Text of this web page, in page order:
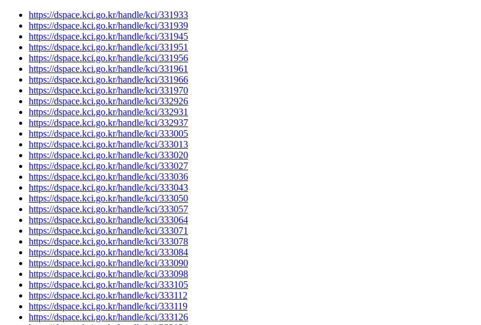
https://dspace.kci.go.kr/handle/kci/331933
https://dspace.kci.go.kr/handle/kci/331939
https://dspace.kci.go.kr/handle/kci/331945
https://dspace.kci.go.kr/handle/kci/331951
https://dspace.kci.go.kr/handle/kci/331956
https://dspace.kci.go.kr/handle/kci/331961
https://dspace.kci.go.kr/handle/kci/331966
https://dspace.kci.go.kr/handle/kci/331970
https://dspace.kci.go.kr/handle/kci/332926
https://dspace.kci.go.kr/handle/kci/332931
https://dspace.kci.go.kr/handle/kci/332937
https://dspace.kci.go.kr/handle/kci/333005
https://dspace.kci.go.kr/handle/kci/333013
https://dspace.kci.go.kr/handle/kci/333020
https://dspace.kci.go.kr/handle/kci/333027
https://dspace.kci.go.kr/handle/kci/333036
https://dspace.kci.go.kr/handle/kci/333043
https://dspace.kci.go.kr/handle/kci/333050
https://dspace.kci.go.kr/handle/kci/333057
https://dspace.kci.go.kr/handle/kci/333064
https://dspace.kci.go.kr/handle/kci/333071
https://dspace.kci.go.kr/handle/kci/333078
https://dspace.kci.go.kr/handle/kci/333084
https://dspace.kci.go.kr/handle/kci/333090
https://dspace.kci.go.kr/handle/kci/333098
https://dspace.kci.go.kr/handle/kci/333105
https://dspace.kci.go.kr/handle/kci/333112
https://dspace.kci.go.kr/handle/kci/333119
https://dspace.kci.go.kr/handle/kci/333126